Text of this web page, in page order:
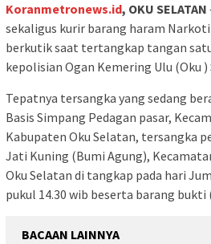
Koranmetronews.id, OKU SELATAN
sekaligus kurir barang haram
berkutik saat tertangkap tangan
kepolisian Ogan Kemering Ulu (Oku )
Tepatnya tersangka yang sedang
Basis Simpang Pedagan pasar,
Kabupaten Oku Selatan, tersangka
Jati Kuning (Bumi Agung),
Oku Selatan di tangkap pada hari
pukul 14.30 wib beserta barang bukti
BACAAN LAINNYA